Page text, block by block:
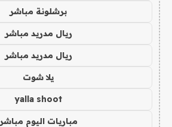
برشلونة مباشر
ريال مدريد مباشر
ريال مدريد مباشر
يلا شوت
yalla shoot
مباريات اليوم مباشر